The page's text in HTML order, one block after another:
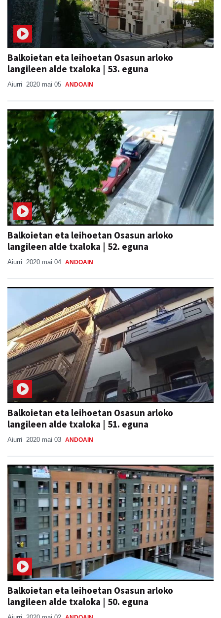
Balkoietan eta leihoetan Osasun arloko
langileen alde txaloka | 53. eguna
Aiurri 2020 mai 05 ANDOAIN
Balkoietan eta leihoetan Osasun arloko
langileen alde txaloka | 52. eguna
Aiurri 2020 mai 04 ANDOAIN
Balkoietan eta leihoetan Osasun arloko
langileen alde txaloka | 51. eguna
Aiurri 2020 mai 03 ANDOAIN
Balkoietan eta leihoetan Osasun arloko
langileen alde txaloka | 50. eguna